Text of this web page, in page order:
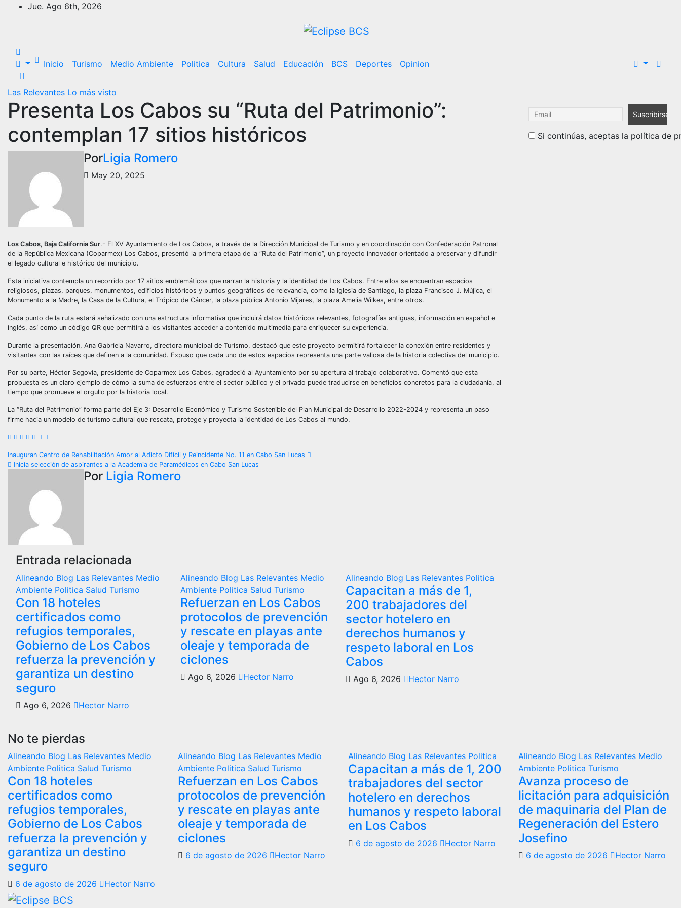
Saltar Jue. Ago 6th, 2026
Inicio Turismo Medio Ambiente Politica Cultura Salud Educación BCS Deportes Opinion
Las Relevantes Lo más visto
Presenta Los Cabos su “Ruta del Patrimonio”:
contemplan 17 sitios históricos
PorLigia Romero
May 20, 2025
Los Cabos, Baja California Sur.- El XV Ayuntamiento de Los Cabos, a través de la Dirección Municipal de Turismo y en coordinación con Confederación Patronal
de la República Mexicana (Coparmex) Los Cabos, presentó la primera etapa de la “Ruta del Patrimonio”, un proyecto innovador orientado a preservar y difundir
el legado cultural e histórico del municipio.
Esta iniciativa contempla un recorrido por 17 sitios emblemáticos que narran la historia y la identidad de Los Cabos. Entre ellos se encuentran espacios
religiosos, plazas, parques, monumentos, edificios históricos y puntos geográficos de relevancia, como la Iglesia de Santiago, la plaza Francisco J. Mújica, el
Monumento a la Madre, la Casa de la Cultura, el Trópico de Cáncer, la plaza pública Antonio Mijares, la plaza Amelia Wilkes, entre otros.
Cada punto de la ruta estará señalizado con una estructura informativa que incluirá datos históricos relevantes, fotografías antiguas, información en español e
inglés, así como un código QR que permitirá a los visitantes acceder a contenido multimedia para enriquecer su experiencia.
Durante la presentación, Ana Gabriela Navarro, directora municipal de Turismo, destacó que este proyecto permitirá fortalecer la conexión entre residentes y
visitantes con las raíces que definen a la comunidad. Expuso que cada uno de estos espacios representa una parte valiosa de la historia colectiva del municipio.
Por su parte, Héctor Segovia, presidente de Coparmex Los Cabos, agradeció al Ayuntamiento por su apertura al trabajo colaborativo. Comentó que esta
propuesta es un claro ejemplo de cómo la suma de esfuerzos entre el sector público y el privado puede traducirse en beneficios concretos para la ciudadanía, al
tiempo que promueve el orgullo por la historia local.
La “Ruta del Patrimonio” forma parte del Eje 3: Desarrollo Económico y Turismo Sostenible del Plan Municipal de Desarrollo 2022-2024 y representa un paso
firme hacia un modelo de turismo cultural que rescata, protege y proyecta la identidad de Los Cabos al mundo.
Navegación
entradas
Inauguran Centro de Rehabilitación Amor al Adicto Difícil y Reincidente No. 11 en Cabo San Lucas
Inicia selección de aspirantes a la Academia de Paramédicos en Cabo San Lucas
Por Ligia Romero
Entrada relacionada
Alineando Blog Las Relevantes Medio
Ambiente Politica Salud Turismo
Con 18 hoteles
certificados como
refugios temporales,
Gobierno de Los Cabos
refuerza la prevención y
garantiza un destino
seguro
Ago 6, 2026 Hector Narro
Alineando Blog Las Relevantes Medio
Ambiente Politica SaludTurismo
Refuerzan en Los Cabos
protocolos de prevención
y rescate en playas ante
oleaje y temporada de
ciclones
Ago 6, 2026 Hector Narro
Alineando Blog Las Relevantes Politica
Capacitan a más de 1,
200 trabajadores del
sector hotelero en
derechos humanos y
respeto laboral en Los
Cabos
Ago 6, 2026 Hector Narro
Si continúas, aceptas la política de
No te pierdas
Alineando Blog Las Relevantes Medio
Ambiente Politica Salud Turismo
Con 18 hoteles
certificados como
refugios temporales,
Gobierno de Los Cabos
refuerza la prevención y
garantiza un destino
seguro
6 de agosto de 2026 Hector Narro
Alineando Blog Las Relevantes Medio
Ambiente Politica Salud Turismo
Refuerzan en Los Cabos
protocolos de prevención
y rescate en playas ante
oleaje y temporada de
ciclones
6 de agosto de 2026 Hector Narro
Alineando Blog Las Relevantes Politica
Capacitan a más de 1, 200
trabajadores del sector
hotelero en derechos
humanos y respeto laboral
en Los Cabos
6 de agosto de 2026 Hector Narro
Alineando Blog Las Relevantes Medio
Ambiente Politica Turismo
Avanza proceso de
licitación para adquisición
de maquinaria del Plan de
Regeneración del Estero
Josefino
6 de agosto de 2026 Hector Narro